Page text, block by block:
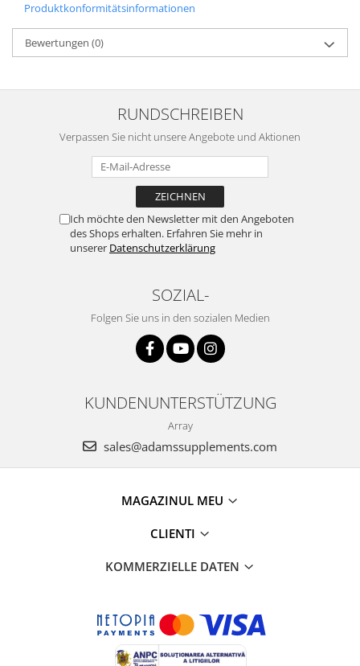
Produktkonformitätsinformationen
Bewertungen (0)
RUNDSCHREIBEN
Verpassen Sie nicht unsere Angebote und Aktionen
Ich möchte den Newsletter mit den Angeboten
des Shops erhalten. Erfahren Sie mehr in
unserer Datenschutzerklärung
SOZIAL-
Folgen Sie uns in den sozialen Medien
KUNDENUNTERSTÜTZUNG
Array
sales@adamssupplements.com
MAGAZINUL MEU
CLIENTI
KOMMERZIELLE DATEN